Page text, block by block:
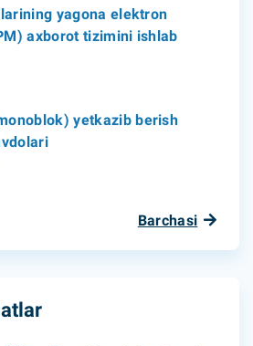
yagona elektron
axborot tizimini ishlab
yetkazib berish
Barchasi